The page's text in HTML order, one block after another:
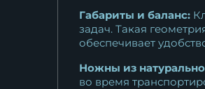
Габариты и баланс:
задач. Такая
обеспечивает
Ножны из
во время